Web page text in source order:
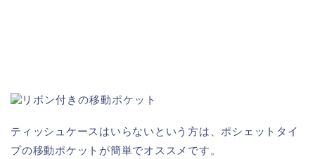
ティッシュケースはいらないという方は、ポシェットタイ
プの移動ポケットが簡単でオススメです。